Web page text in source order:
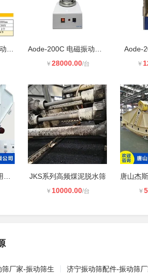
￥ 28000.00/台
Aode-
￥
JKS系列高频煤泥脱水筛
￥ 10000.00/台 ￥
厂家-振动筛生 济宁振动筛配件-振动筛